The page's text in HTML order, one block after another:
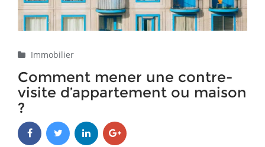
Immobilier
Comment mener une contre-
visite d’appartement ou maison
?